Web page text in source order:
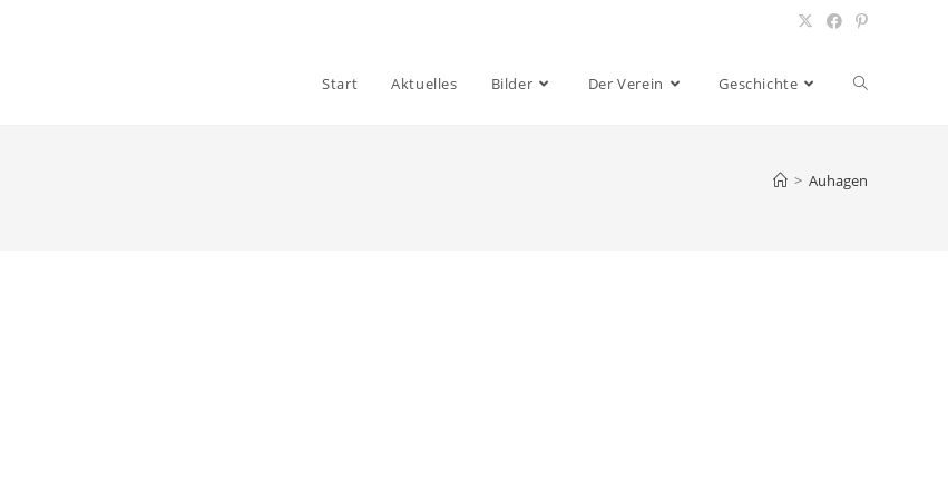
Start Aktuelles Bilder Der Verein Geschichte
> Auhagen